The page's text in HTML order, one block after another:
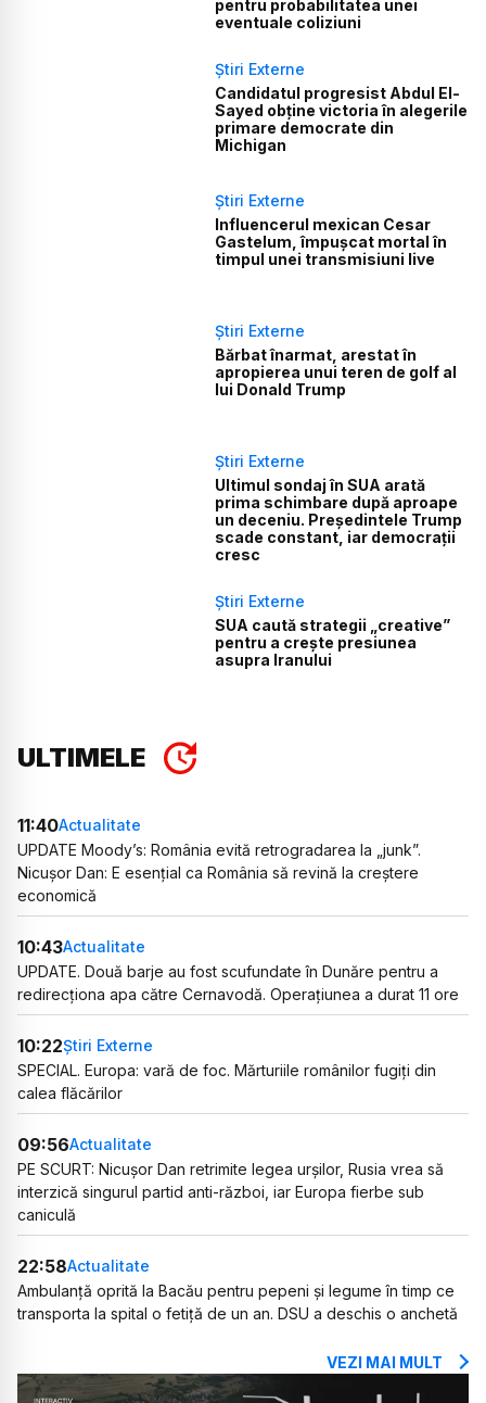
pentru probabilitatea unei
eventuale coliziuni
Știri Externe
Candidatul progresist Abdul El-
Sayed obține victoria în alegerile
primare democrate din
Michigan
Știri Externe
Influencerul mexican Cesar
Gastelum, împușcat mortal în
timpul unei transmisiuni live
Știri Externe
Bărbat înarmat, arestat în
apropierea unui teren de golf al
lui Donald Trump
Știri Externe
Ultimul sondaj în SUA arată
prima schimbare după aproape
un deceniu. Președintele Trump
scade constant, iar democrații
cresc
Știri Externe
SUA caută strategii „creative”
pentru a crește presiunea
asupra Iranului
ULTIMELE
11:40Actualitate
UPDATE Moody’s: România evită retrogradarea la „junk”.
Nicușor Dan: E esențial ca România să revină la creștere
economică
10:43Actualitate
UPDATE. Două barje au fost scufundate în Dunăre pentru a
redirecționa apa către Cernavodă. Operațiunea a durat 11 ore
10:22Știri Externe
SPECIAL. Europa: vară de foc. Mărturiile românilor fugiți din
calea flăcărilor
09:56Actualitate
PE SCURT: Nicușor Dan retrimite legea urșilor, Rusia vrea să
interzică singurul partid anti-război, iar Europa fierbe sub
caniculă
22:58Actualitate
Ambulanță oprită la Bacău pentru pepeni și legume în timp ce
transporta la spital o fetiță de un an. DSU a deschis o anchetă
VEZI MAI MULT